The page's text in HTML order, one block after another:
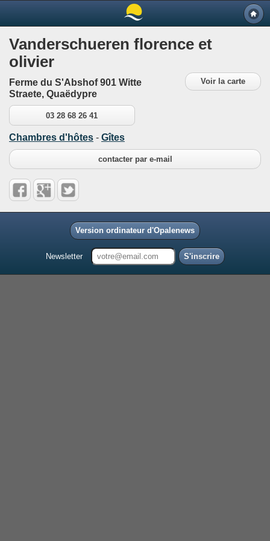
Vanderschueren florence et
olivier
Voir la carte
Ferme du S'Abshof 901 Witte
Straete, Quaëdypre
03 28 68 26 41
Chambres d'hôtes - Gîtes
contacter par e-mail
Version ordinateur d'Opalenews
Newsletter S'inscrire